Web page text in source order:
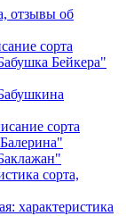
отзывы об
сорта
Бейкера"
сорта
сорта,
характеристика